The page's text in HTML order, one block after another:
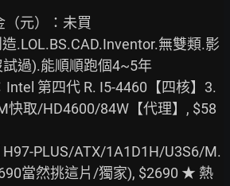
元）：未買
.LOL.BS.CAD.Inventor.無雙類.影
過).能順順跑個4~5年
Intel 第四代 R. I5-4460【四核】3.
快取/HD4600/84W【代理】, $58
PLUS/ATX/1A1D1H/U3S6/M.
當然挑這片/獨家), $2690 ★ 熱